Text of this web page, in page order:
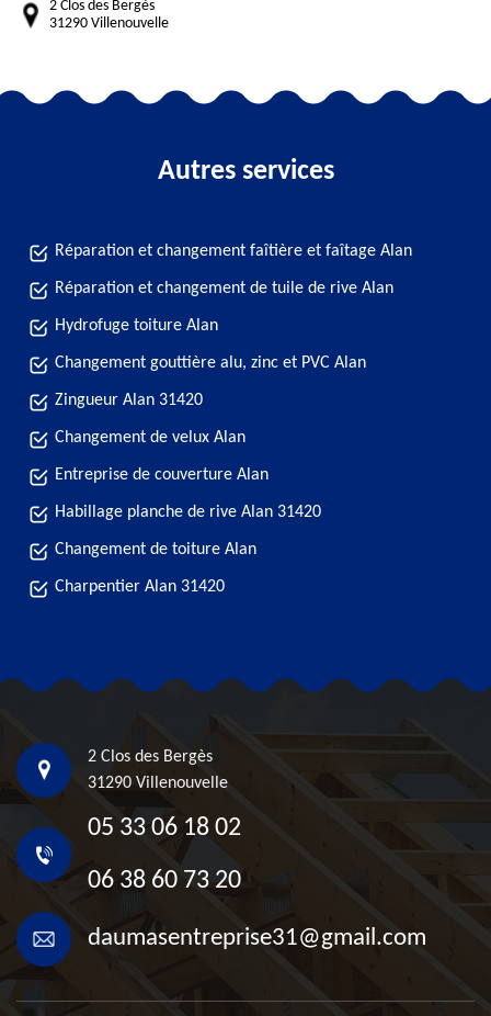
2 Clos des Bergès
31290 Villenouvelle
Autres services
Réparation et changement faîtière et faîtage Alan
Réparation et changement de tuile de rive Alan
Hydrofuge toiture Alan
Changement gouttière alu, zinc et PVC Alan
Zingueur Alan 31420
Changement de velux Alan
Entreprise de couverture Alan
Habillage planche de rive Alan 31420
Changement de toiture Alan
Charpentier Alan 31420
2 Clos des Bergès
31290 Villenouvelle
05 33 06 18 02
06 38 60 73 20
daumasentreprise31@gmail.com